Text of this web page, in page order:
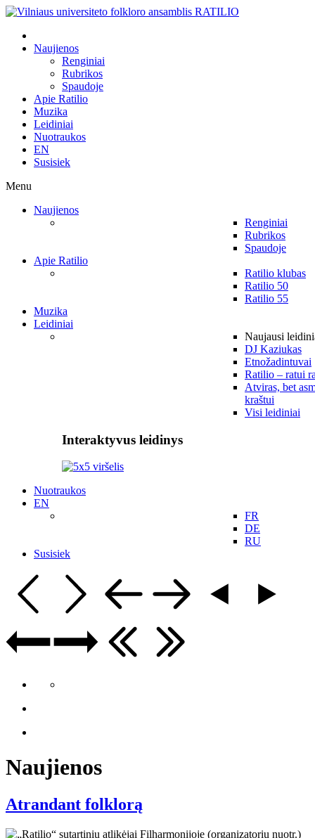
Naujienos
Renginiai
Rubrikos
Spaudoje
Apie Ratilio
Muzika
Leidiniai
Nuotraukos
EN
Susisiek
Menu
Naujienos
Renginiai
Rubrikos
Spaudoje
Apie Ratilio
Ratilio klubas
Ratilio 50
Ratilio 55
Muzika
Leidiniai
Naujausi
DJ Kaziukas
Etnožadintuvai
Ratilio – ratui
Atviras, bet
kraštui
Visi leidiniai
Interaktyvus leidinys
Nuotraukos
EN
FR
DE
RU
Susisiek
Naujienos
Atrandant folklorą